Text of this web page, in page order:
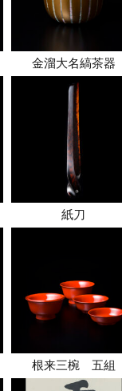
金溜大名縞茶器
紙刀
根来三椀 五組